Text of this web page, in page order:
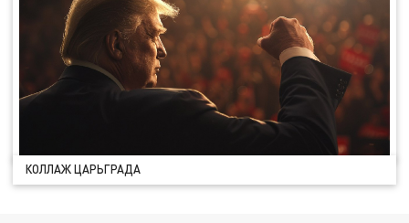
КОЛЛАЖ ЦАРЬГРАДА